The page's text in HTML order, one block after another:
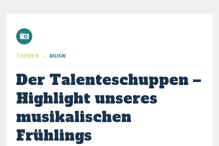
THEMEN → MUSIK
Der Talenteschuppen –
Highlight unseres
musikalischen
Frühlings